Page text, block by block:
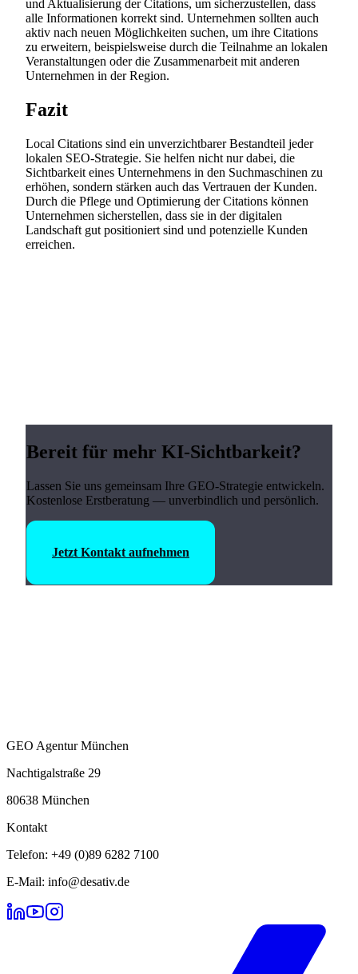
und Aktualisierung der Citations, um sicherzustellen, dass
alle Informationen korrekt sind. Unternehmen sollten auch
aktiv nach neuen Möglichkeiten suchen, um ihre Citations
zu erweitern, beispielsweise durch die Teilnahme an lokalen
Veranstaltungen oder die Zusammenarbeit mit anderen
Unternehmen in der Region.
Fazit
Local Citations sind ein unverzichtbarer Bestandteil jeder
lokalen SEO-Strategie. Sie helfen nicht nur dabei, die
Sichtbarkeit eines Unternehmens in den Suchmaschinen zu
erhöhen, sondern stärken auch das Vertrauen der Kunden.
Durch die Pflege und Optimierung der Citations können
Unternehmen sicherstellen, dass sie in der digitalen
Landschaft gut positioniert sind und potenzielle Kunden
erreichen.
Bereit für mehr KI-Sichtbarkeit?
Lassen Sie uns gemeinsam Ihre GEO-Strategie entwickeln.
Kostenlose Erstberatung — unverbindlich und persönlich.
Jetzt Kontakt aufnehmen
GEO Agentur München
Nachtigalstraße 29
80638 München
Kontakt
Telefon: +49 (0)89 6282 7100
E-Mail: info@desativ.de